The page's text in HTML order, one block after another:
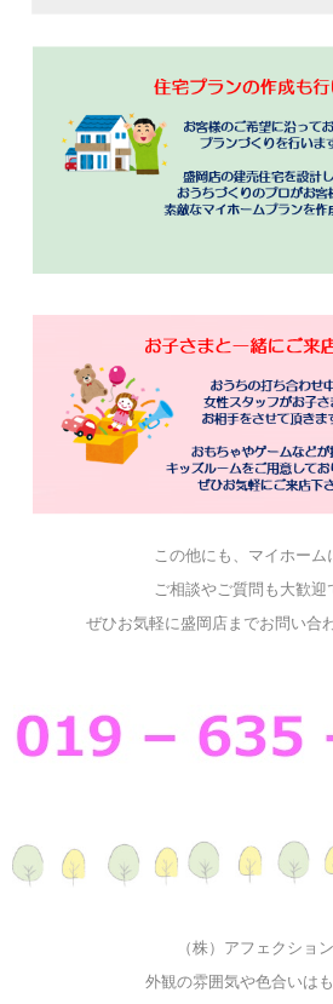
この他にも、マイホーム
ご相談やご質問も大歓迎
ぜひお気軽に盛岡店までお問い合
（株）アフェクショ
外観の雰囲気や色合いはも